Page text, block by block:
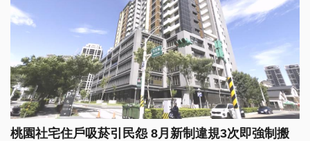
桃園社宅住戶吸菸引民怨 8月新制違規3次即強制搬